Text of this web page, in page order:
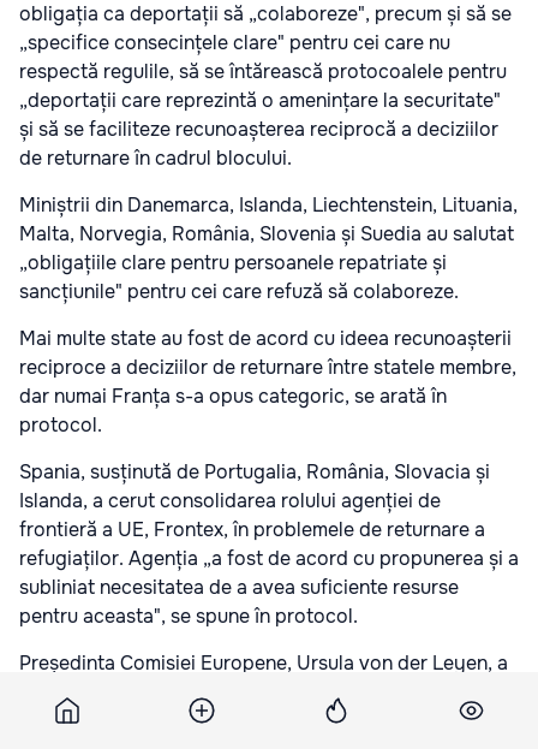
obligația ca deportații să „colaboreze", precum și să se
„specifice consecințele clare" pentru cei care nu
respectă regulile, să se întărească protocoalele pentru
„deportații care reprezintă o amenințare la securitate"
și să se faciliteze recunoașterea reciprocă a deciziilor
de returnare în cadrul blocului.
Miniștrii din Danemarca, Islanda, Liechtenstein, Lituania,
Malta, Norvegia, România, Slovenia și Suedia au salutat
„obligațiile clare pentru persoanele repatriate și
sancțiunile" pentru cei care refuză să colaboreze.
Mai multe state au fost de acord cu ideea recunoașterii
reciproce a deciziilor de returnare între statele membre,
dar numai Franța s-a opus categoric, se arată în
protocol.
Spania, susținută de Portugalia, România, Slovacia și
Islanda, a cerut consolidarea rolului agenției de
frontieră a UE, Frontex, în problemele de returnare a
refugiaților. Agenția „a fost de acord cu propunerea și a
subliniat necesitatea de a avea suficiente resurse
pentru aceasta", se spune în protocol.
Președinta Comisiei Europene, Ursula von der Leyen, a
declarat în discursul său din vară la reînnoirea
mandatului că intenționează să mărească efectivul